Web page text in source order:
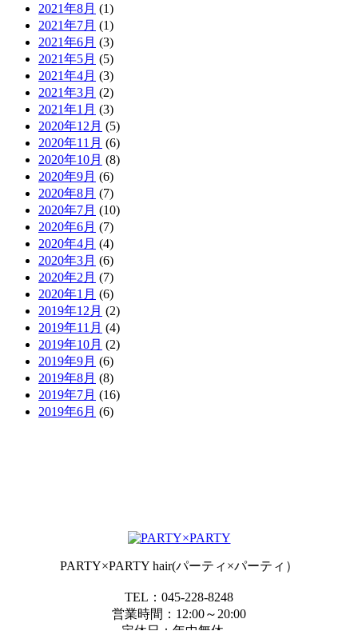
2021年8月 (1)
2021年7月 (1)
2021年6月 (3)
2021年5月 (5)
2021年4月 (3)
2021年3月 (2)
2021年1月 (3)
2020年12月 (5)
2020年11月 (6)
2020年10月 (8)
2020年9月 (6)
2020年8月 (7)
2020年7月 (10)
2020年6月 (7)
2020年4月 (4)
2020年3月 (6)
2020年2月 (7)
2020年1月 (6)
2019年12月 (2)
2019年11月 (4)
2019年10月 (2)
2019年9月 (6)
2019年8月 (8)
2019年7月 (16)
2019年6月 (6)
PARTY×PARTY hair(パーティ×パーティ）
TEL：045-228-8248
営業時間：12:00～20:00
定休日：年中無休